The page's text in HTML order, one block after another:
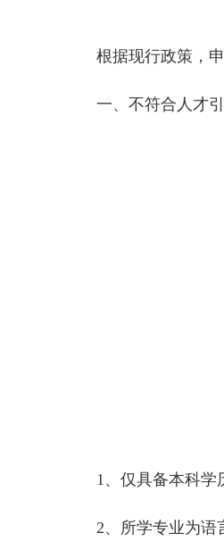
根据现行政策，申
一、不符合人才引
1、仅具备本科学历
2、所学专业为语言